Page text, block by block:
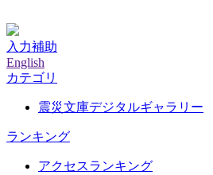
入力補助
English
カテゴリ
震災文庫デジタルギャラリー
ランキング
アクセスランキング